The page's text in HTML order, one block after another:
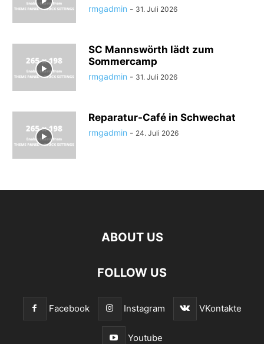
rmgadmin - 31. Juli 2026
SC Mannswörth lädt zum
Sommercamp
rmgadmin - 31. Juli 2026
Reparatur-Café in Schwechat
rmgadmin - 24. Juli 2026
ABOUT US
FOLLOW US
Facebook Instagram VKontakte
Youtube